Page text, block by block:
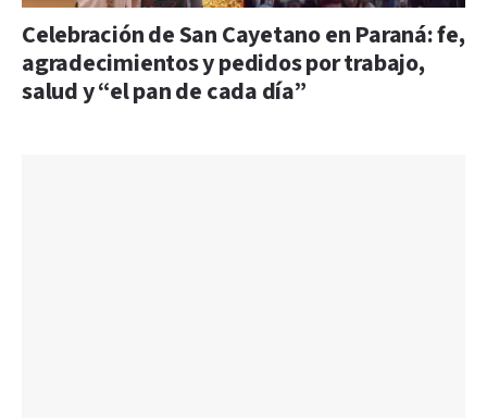
Celebración de San Cayetano en Paraná: fe,
agradecimientos y pedidos por trabajo,
salud y “el pan de cada día”